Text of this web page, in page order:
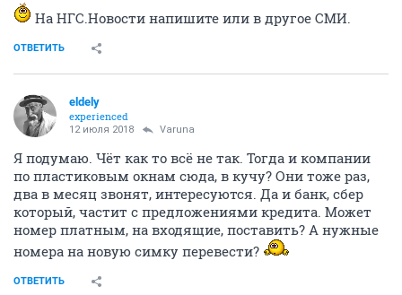
На НГС.Новости напишите или в другое СМИ.
ОТВЕТИТЬ
eldely
experienced
12 июля 2018 Varuna
Я подумаю. Чёт как то всё не так. Тогда и компании
по пластиковым окнам сюда, в кучу? Они тоже раз,
два в месяц звонят, интересуются. Да и банк, сбер
который, частит с предложениями кредита. Может
номер платным, на входящие, поставить? А нужные
номера на новую симку перевести?
ОТВЕТИТЬ